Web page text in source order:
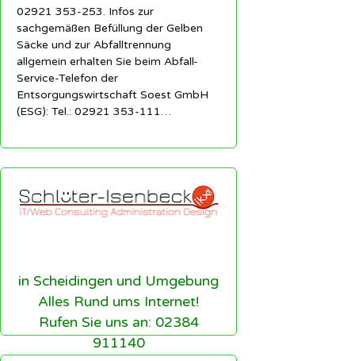
02921 353-253. Infos zur
sachgemäßen Befüllung der Gelben
Säcke und zur Abfalltrennung
allgemein erhalten Sie beim Abfall-
Service-Telefon der
Entsorgungswirtschaft Soest GmbH
(ESG): Tel.: 02921 353-111…
in Scheidingen und Umgebung
Alles Rund ums Internet!
Rufen Sie uns an: 02384
911140